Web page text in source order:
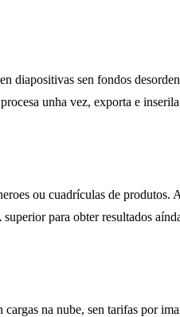
diapositivas sen fondos
unha vez, exporta e
ou cuadrículas de
para obter resultados
na nube, sen tarifas por